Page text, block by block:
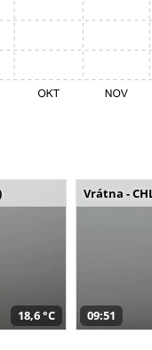
18,6 °C
Vrátna -
09:51